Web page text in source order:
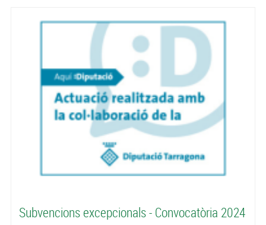
Subvencions excepcionals - Convocatòria 2024